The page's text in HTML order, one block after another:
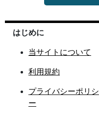
はじめに
当サイトについて
利用規約
プライバシーポリシ
ー